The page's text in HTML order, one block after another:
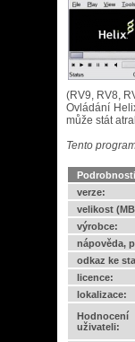
(RV9, RV8,
Ovládání
může stát
Tento
verze:
velikost
výrobce:
nápověda,
odkaz ke
licence:
lokalizace:
Hodnocení
uživateli: